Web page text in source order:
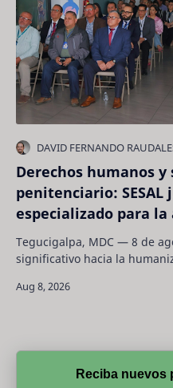
Derechos humanos
penitenciario:
especializado para
mental
Tegucigalpa, MDC — 8 de agosto de
significativo hacia la
Reciba nuevos